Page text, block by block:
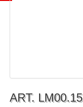
ART. LM00.15